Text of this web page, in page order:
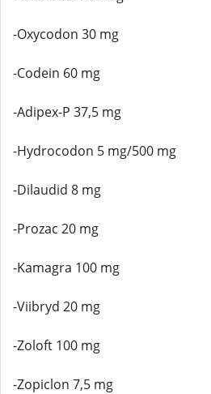
-Oxycodon 30 mg
-Codein 60 mg
-Adipex-P 37,5 mg
-Hydrocodon 5 mg/500 mg
-Dilaudid 8 mg
-Prozac 20 mg
-Kamagra 100 mg
-Viibryd 20 mg
-Zoloft 100 mg
-Zopiclon 7,5 mg